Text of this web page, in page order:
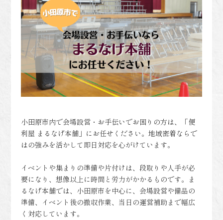
小田原市内で会場設営・お手伝いでお困りの方は、「便
利屋 まるなげ本舗」にお任せください。地域密着ならで
はの強みを活かして即日対応を心がけています。
イベントや集まりの準備や片付けは、段取りや人手が必
要になり、想像以上に時間と労力がかかるものです。ま
るなげ本舗では、小田原市を中心に、会場設営や備品の
準備、イベント後の撤収作業、当日の運営補助まで幅広
く対応しています。